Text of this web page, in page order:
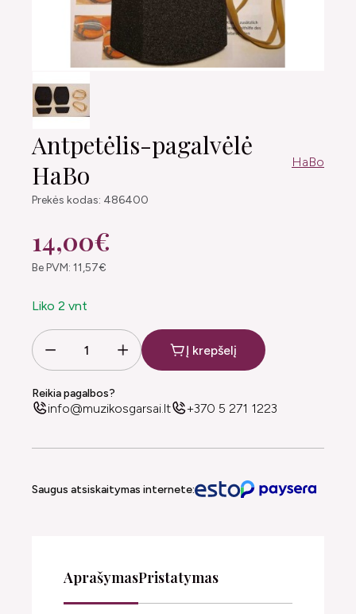
Antpetėlis-pagalvėlė
HaBo
HaBo
Prekės kodas: 486400
14,00€
Be PVM: 11,57€
Liko 2 vnt
Į krepšelį
Reikia pagalbos?
info@muzikosgarsai.lt +370 5 271 1223
Saugus atsiskaitymas internete:
AprašymasPristatymas